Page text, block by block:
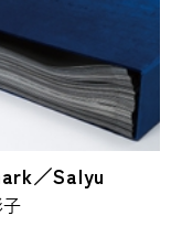
／Salyu